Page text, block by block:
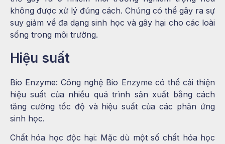
không được xử lý đúng cách. Chúng có thể gây ra sự
suy giảm về đa dạng sinh học và gây hại cho các loài
sống trong môi trường.
Hiệu suất
Bio Enzyme: Công nghệ Bio Enzyme có thể cải thiện
hiệu suất của nhiều quá trình sản xuất bằng cách
tăng cường tốc độ và hiệu suất của các phản ứng
sinh học.
Chất hóa học độc hại: Mặc dù một số chất hóa học